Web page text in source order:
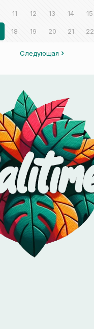
11 12 13 14 15
18 19 20 21 22
Следующая